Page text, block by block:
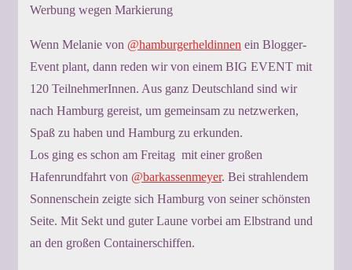
Werbung wegen Markierung
Wenn Melanie von @hamburgerheldinnen ein Blogger-
Event plant, dann reden wir von einem BIG EVENT mit
120 TeilnehmerInnen. Aus ganz Deutschland sind wir
nach Hamburg gereist, um gemeinsam zu netzwerken,
Spaß zu haben und Hamburg zu erkunden.
Los ging es schon am Freitag mit einer großen
Hafenrundfahrt von @barkassenmeyer. Bei strahlendem
Sonnenschein zeigte sich Hamburg von seiner schönsten
Seite. Mit Sekt und guter Laune vorbei am Elbstrand und
an den großen Containerschiffen.